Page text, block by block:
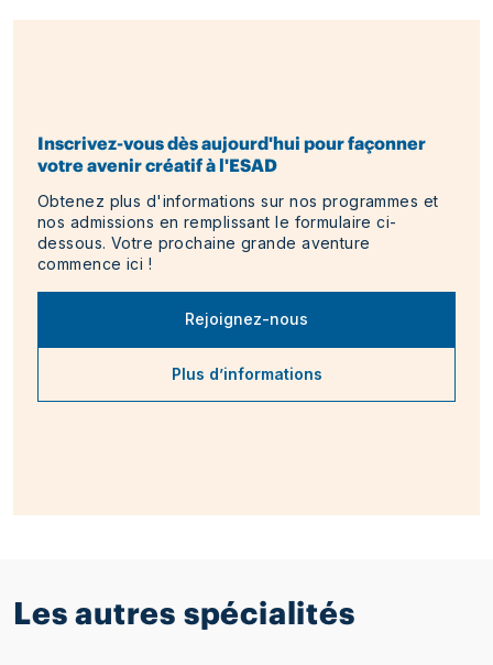
Inscrivez-vous dès aujourd'hui pour façonner
votre avenir créatif à l'ESAD
Obtenez plus d'informations sur nos programmes et
nos admissions en remplissant le formulaire ci-
dessous. Votre prochaine grande aventure
commence ici !
Rejoignez-nous
Plus d’informations
Les autres spécialités